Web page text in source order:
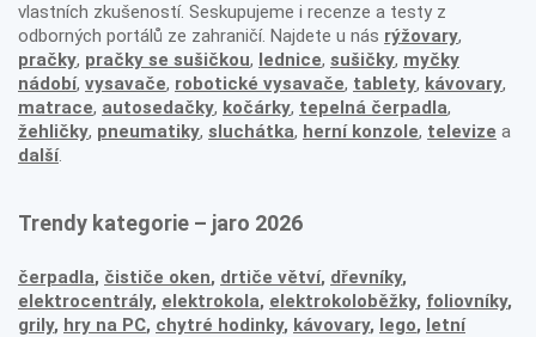
vlastních zkušeností. Seskupujeme i recenze a testy z
odborných portálů ze zahraničí. Najdete u nás rýžovary,
pračky, pračky se sušičkou, lednice, sušičky, myčky
nádobí, vysavače, robotické vysavače, tablety, kávovary,
matrace, autosedačky, kočárky, tepelná čerpadla,
žehličky, pneumatiky, sluchátka, herní konzole, televize a
další.
Trendy kategorie – jaro 2026
čerpadla, čističe oken, drtiče větví, dřevníky,
elektrocentrály, elektrokola, elektrokoloběžky, foliovníky,
grily, hry na PC, chytré hodinky, kávovary, lego, letní